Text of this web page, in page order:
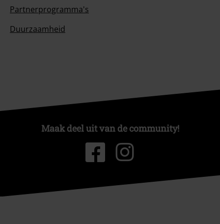
Partnerprogramma's
Duurzaamheid
Maak deel uit van de community!